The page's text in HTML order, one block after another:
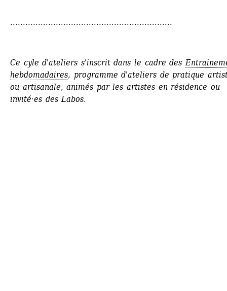
................................................................
Ce cyle d'ateliers s'inscrit dans le cadre des
hebdomadaires, programme d'ateliers de pratique
ou artisanale, animés par les artistes en résidence ou
invité·es des Labos.